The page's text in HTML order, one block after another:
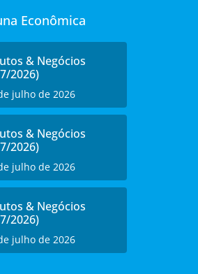
Econômica
& Negócios
2026)
julho de 2026
& Negócios
2026)
julho de 2026
& Negócios
2026)
julho de 2026